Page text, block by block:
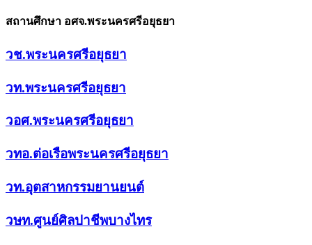
สถานศึกษา อศจ.พระนครศรีอยุธยา
วช.พระนครศรีอยุธยา
วท.พระนครศรีอยุธยา
วอศ.พระนครศรีอยุธยา
วทอ.ต่อเรือพระนครศรีอยุธยา
วท.อุตสาหกรรมยานยนต์
วษท.ศูนย์ศิลปาชีพบางไทร